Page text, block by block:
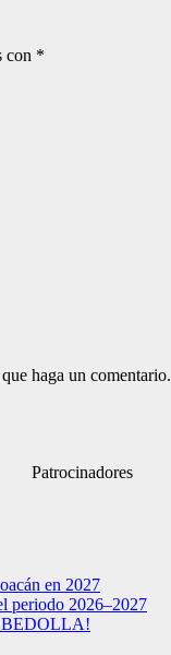
con *
haga un comentario.
Patrocinadores
en 2027
periodo 2026–2027
BEDOLLA!